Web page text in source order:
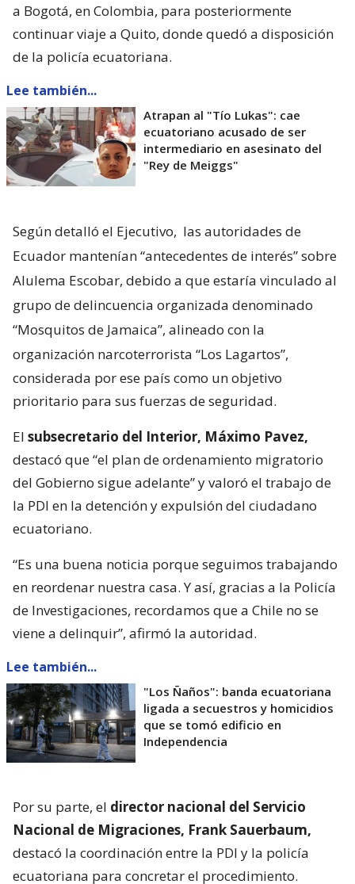
a Bogotá, en Colombia, para posteriormente
continuar viaje a Quito, donde quedó a disposición
de la policía ecuatoriana.
Lee también...
Atrapan al "Tío Lukas": cae
ecuatoriano acusado de ser
intermediario en asesinato del
"Rey de Meiggs"
Según detalló el Ejecutivo, las autoridades de
Ecuador mantenían “antecedentes de interés” sobre
Alulema Escobar, debido a que estaría vinculado al
grupo de delincuencia organizada denominado
“Mosquitos de Jamaica”, alineado con la
organización narcoterrorista “Los Lagartos”,
considerada por ese país como un objetivo
prioritario para sus fuerzas de seguridad.
El subsecretario del Interior, Máximo Pavez,
destacó que “el plan de ordenamiento migratorio
del Gobierno sigue adelante” y valoró el trabajo de
la PDI en la detención y expulsión del ciudadano
ecuatoriano.
“Es una buena noticia porque seguimos trabajando
en reordenar nuestra casa. Y así, gracias a la Policía
de Investigaciones, recordamos que a Chile no se
viene a delinquir”, afirmó la autoridad.
Lee también...
"Los Ñaños": banda ecuatoriana
ligada a secuestros y homicidios
que se tomó edificio en
Independencia
Por su parte, el director nacional del Servicio
Nacional de Migraciones, Frank Sauerbaum,
destacó la coordinación entre la PDI y la policía
ecuatoriana para concretar el procedimiento.